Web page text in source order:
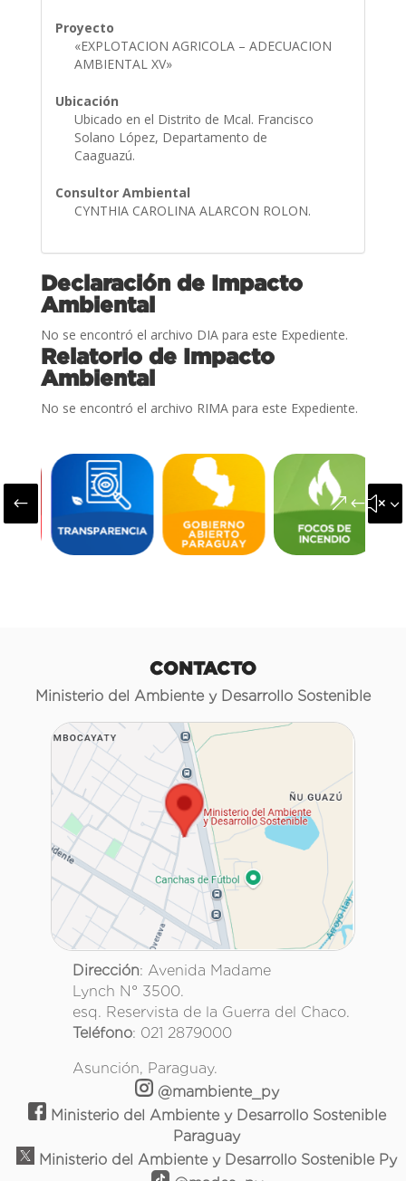
Proyecto
«EXPLOTACION AGRICOLA – ADECUACION
AMBIENTAL XV»
Ubicación
Ubicado en el Distrito de Mcal. Francisco
Solano López, Departamento de
Caaguazú.
Consultor Ambiental
CYNTHIA CAROLINA ALARCON ROLON.
Declaración de Impacto
Ambiental
No se encontró el archivo DIA para este Expediente.
Relatorio de Impacto
Ambiental
No se encontró el archivo RIMA para este Expediente.
#
CONTACTO
Ministerio del Ambiente y Desarrollo Sostenible
Dirección: Avenida Madame
Lynch N° 3500.
esq. Reservista de la Guerra del Chaco.
Teléfono: 021 2879000
Asunción, Paraguay.
@mambiente_py
Ministerio del Ambiente y Desarrollo Sostenible
Paraguay
Ministerio del Ambiente y Desarrollo Sostenible Py